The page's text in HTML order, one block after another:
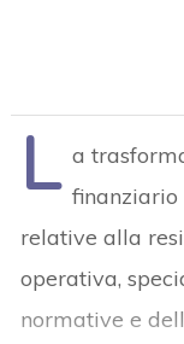
L a
finanziario
relative alla
operativa,
normative e